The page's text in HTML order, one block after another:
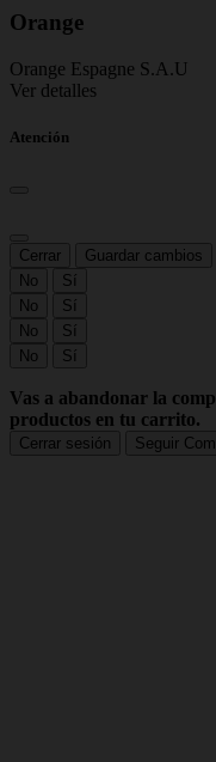
Orange
Orange Espagne S.A.U
Ver detalles
Atención
Cerrar
Guardar cambios
No
Sí
No
Sí
No
Sí
No
Sí
Vas a abandonar la
productos en tu carrito.
Cerrar sesión Seguir